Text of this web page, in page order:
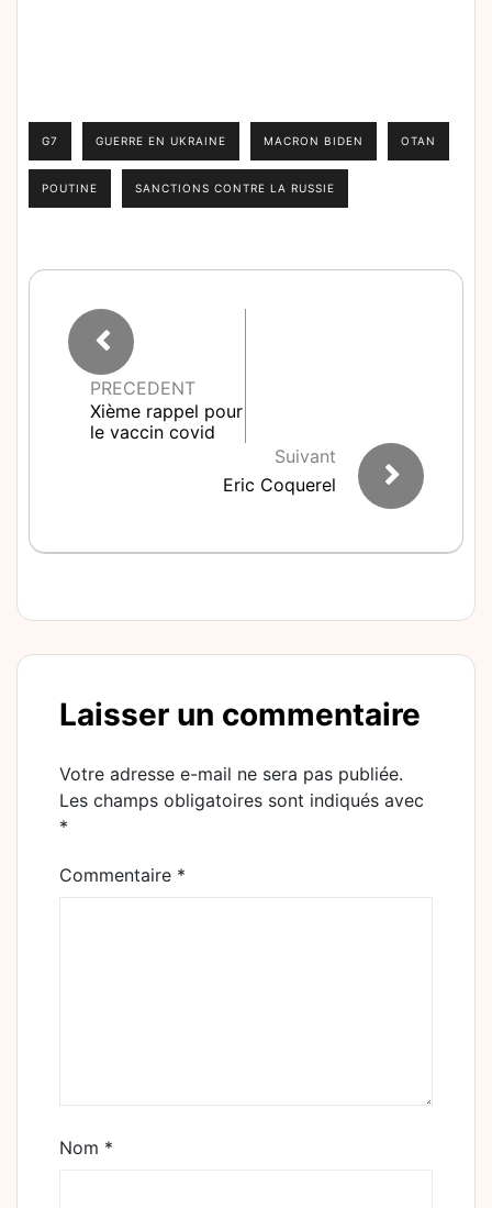
G7 GUERRE EN UKRAINE MACRON BIDEN OTAN
POUTINE SANCTIONS CONTRE LA RUSSIE
PRECEDENT
Xième rappel pour
le vaccin covid
Suivant
Eric Coquerel
Laisser un commentaire
Votre adresse e-mail ne sera pas publiée.
Les champs obligatoires sont indiqués avec
*
Commentaire *
Nom *